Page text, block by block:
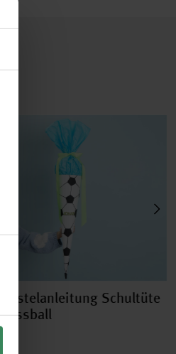
Bastelanleitung Schultüte
Fussball